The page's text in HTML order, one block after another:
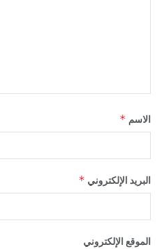
الاسم *
البريد الإلكتروني *
الموقع الإلكتروني